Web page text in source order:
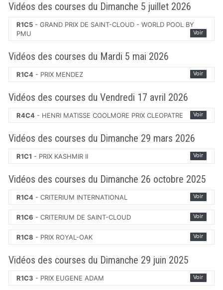
Vidéos des courses du Dimanche 5 juillet 2026
R1C5 - GRAND PRIX DE SAINT-CLOUD - WORLD POOL BY
PMU
Voir
Vidéos des courses du Mardi 5 mai 2026
R1C4 - PRIX MENDEZ Voir
Vidéos des courses du Vendredi 17 avril 2026
R4C4 - HENRI MATISSE COOLMORE PRIX CLEOPATRE Voir
Vidéos des courses du Dimanche 29 mars 2026
R1C1 - PRIX KASHMIR II Voir
Vidéos des courses du Dimanche 26 octobre 2025
R1C4 - CRITERIUM INTERNATIONAL Voir
R1C6 - CRITERIUM DE SAINT-CLOUD Voir
R1C8 - PRIX ROYAL-OAK Voir
Vidéos des courses du Dimanche 29 juin 2025
R1C3 - PRIX EUGENE ADAM Voir